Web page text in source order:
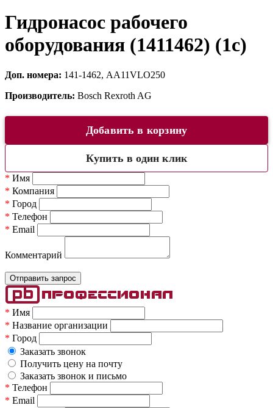
Гидронасос рабочего
оборудования (1411462) (1c)
Доп. номера: 141-1462, AA11VLO250
Производитель: Bosch Rexroth AG
Добавить в корзину
Купить в один клик
* Имя
* Компания
* Город
* Телефон
* Email
Комментарий
* Имя
* Название организации
* Город
Заказать звонок
Получить цену на почту
Заказать звонок и письмо
* Телефон
* Email